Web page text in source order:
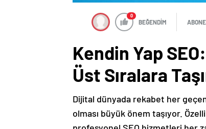
0
BEĞENDİM
Kendin Yap
Üst Sıralara
Dijital dünyada rekabet her
olması büyük önem taşıyor.